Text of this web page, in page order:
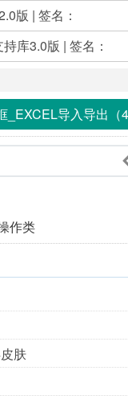
版 | 签名：
库3.0版 | 签名：
_EXCEL导入导出（
作类
肤